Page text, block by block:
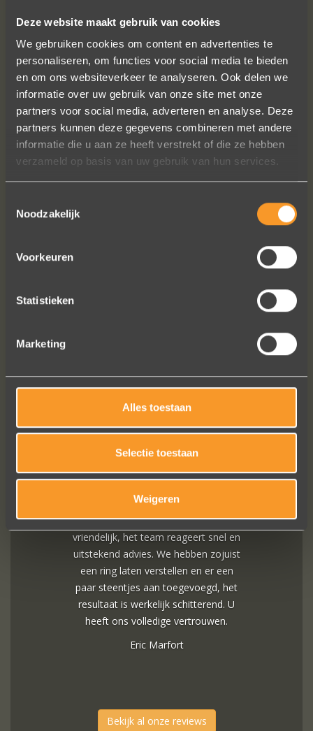
Deze website maakt gebruik van cookies
We gebruiken cookies om content en advertenties te
personaliseren, om functies voor social media te bieden
en om ons websiteverkeer te analyseren. Ook delen we
informatie over uw gebruik van onze site met onze
partners voor social media, adverteren en analyse. Deze
partners kunnen deze gegevens combineren met andere
informatie die u aan ze heeft verstrekt of die ze hebben
verzameld op basis van uw gebruik van hun services.
Noodzakelijk
Voorkeuren
Statistieken
Marketing
Alles toestaan
Selectie toestaan
Weigeren
bezig met onze derde bestelling (uit
Frankrijk). De ontvangst is altijd zo
vriendelijk, het team reageert snel en
uitstekend advies. We hebben zojuist
een ring laten verstellen en er een
paar steentjes aan toegevoegd, het
resultaat is werkelijk schitterend. U
heeft ons volledige vertrouwen.
Eric Marfort
Bekijk al onze reviews